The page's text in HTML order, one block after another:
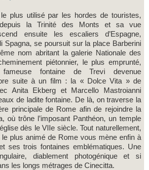
la Trinité des Monts et sa vue
ensuite les escaliers d’Espagne,
Spagna, se poursuit sur la place Barberini
nom abritant la galerie Nationale des
piétonnier, le plus emprunté,
fontaine de Trevi devenue
suite à un film : la « Dolce Vita » de
Anita Ekberg et Marcello Mastroianni
de ladite fontaine. De là, on traverse la
principale de Rome afin de rejoindre la
où trône l’imposant Panthéon, un temple
dès le VIIe siècle. Tout naturellement,
le plus animé de Rome vous mène enfin à
ses trois fontaines emblématiques. Une
diablement photogénique et si
les longs métrages de Cinecitta.